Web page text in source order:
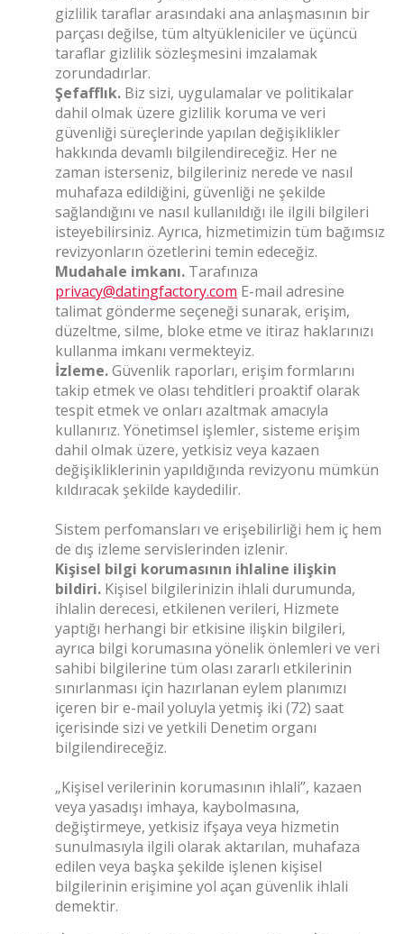
gizlilik taraflar arasındaki ana anlaşmasının bir
parçası değilse, tüm altyükleniciler ve üçüncü
taraflar gizlilik sözleşmesini imzalamak
zorundadırlar.
Şefafflık. Biz sizi, uygulamalar ve politikalar
dahil olmak üzere gizlilik koruma ve veri
güvenliği süreçlerinde yapılan değişiklikler
hakkında devamlı bilgilendireceğiz. Her ne
zaman isterseniz, bilgileriniz nerede ve nasıl
muhafaza edildiğini, güvenliği ne şekilde
sağlandığını ve nasıl kullanıldığı ile ilgili bilgileri
isteyebilirsiniz. Ayrıca, hizmetimizin tüm bağımsız
revizyonların özetlerini temin edeceğiz.
Mudahale imkanı. Tarafınıza
privacy@datingfactory.com E-mail adresine
talimat gönderme seçeneği sunarak, erişim,
düzeltme, silme, bloke etme ve itiraz haklarınızı
kullanma imkanı vermekteyiz.
İzleme.Güvenlik raporları, erişim formlarını
takip etmek ve olası tehditleri proaktif olarak
tespit etmek ve onları azaltmak amacıyla
kullanırız. Yönetimsel işlemler, sisteme erişim
dahil olmak üzere, yetkisiz veya kazaen
değişikliklerinin yapıldığında revizyonu mümkün
kıldıracak şekilde kaydedilir.
Sistem perfomansları ve erişebilirliği hem iç hem
de dış izleme servislerinden izlenir.
Kişisel bilgi korumasının ihlaline ilişkin
bildiri. Kişisel bilgilerinizin ihlali durumunda,
ihlalin derecesi, etkilenen verileri, Hizmete
yaptığı herhangi bir etkisine ilişkin bilgileri,
ayrıca bilgi korumasına yönelik önlemleri ve veri
sahibi bilgilerine tüm olası zararlı etkilerinin
sınırlanması için hazırlanan eylem planımızı
içeren bir e-mail yoluyla yetmiş iki (72) saat
içerisinde sizi ve yetkili Denetim organı
bilgilendireceğiz.
„Kişisel verilerinin korumasının ihlali”, kazaen
veya yasadışı imhaya, kaybolmasına,
değiştirmeye, yetkisiz ifşaya veya hizmetin
sunulmasıyla ilgili olarak aktarılan, muhafaza
edilen veya başka şekilde işlenen kişisel
bilgilerinin erişimine yol açan güvenlik ihlali
demektir.